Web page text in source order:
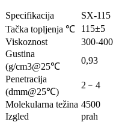
Specifikacija SX-115
Tačka topljenja ℃
115±5
Viskoznost
300-400
Gustina
(g/cm3@25℃
0,93
Penetracija
(dmm@25℃)
2﹣4
Molekularna težina 4500
Izgled
prah